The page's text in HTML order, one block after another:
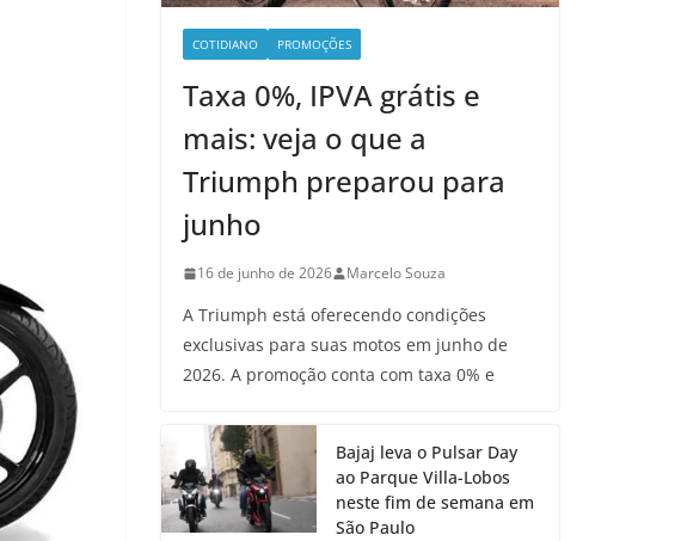
COTIDIANO PROMOÇÕES
Taxa 0%, IPVA grátis e
mais: veja o que a
Triumph preparou para
junho
16 de junho de 2026 Marcelo Souza
A Triumph está oferecendo condições
exclusivas para suas motos em junho de
2026. A promoção conta com taxa 0% e
Bajaj leva o Pulsar Day
ao Parque Villa-Lobos
neste fim de semana em
São Paulo